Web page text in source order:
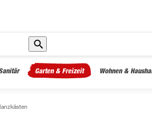
Garten & Freizeit Wohnen &